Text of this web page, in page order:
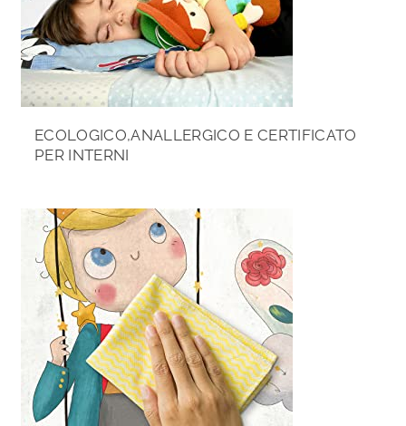
ECOLOGICO,ANALLERGICO E CERTIFICATO
PER INTERNI